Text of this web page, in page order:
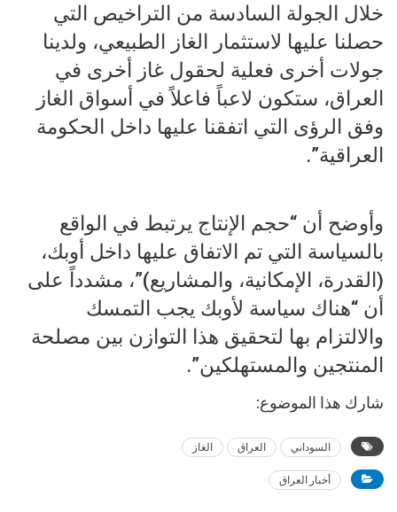
خلال الجولة السادسة من التراخيص التي
حصلنا عليها لاستثمار الغاز الطبيعي، ولدينا
جولات أخرى فعلية لحقول غاز أخرى في
العراق، ستكون لاعباً فاعلاً في أسواق الغاز
وفق الرؤى التي اتفقنا عليها داخل الحكومة
العراقية”.
وأوضح أن “حجم الإنتاج يرتبط في الواقع
بالسياسة التي تم الاتفاق عليها داخل أوبك،
(القدرة، الإمكانية، والمشاريع)”، مشدداً على
أن “هناك سياسة لأوبك يجب التمسك
والالتزام بها لتحقيق هذا التوازن بين مصلحة
المنتجين والمستهلكين”.
شارك هذا الموضوع:
السوداني العراق الغاز
أخبار العراق